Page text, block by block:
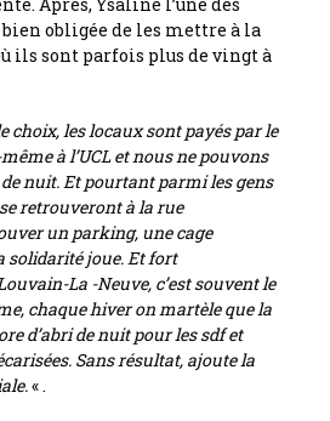
obligée de les mettre à la
ils sont parfois plus de vingt à
choix, les locaux sont payés par le
à l’UCL et nous ne pouvons
nuit. Et pourtant parmi les gens
retrouveront à la rue
un parking, une cage
solidarité joue. Et fort
La -Neuve, c’est souvent le
chaque hiver on martèle que la
d’abri de nuit pour les sdf et
Sans résultat, ajoute la
« .